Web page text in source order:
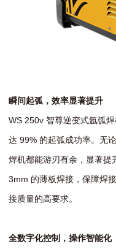
瞬间起弧，效率显著提升
WS 250v 智尊逆变式氩弧
达 99% 的起弧成功率。无
焊机都能游刃有余，显著提
3mm 的薄板焊接，保障焊
接质量的高要求。
全数字化控制，操作智能化